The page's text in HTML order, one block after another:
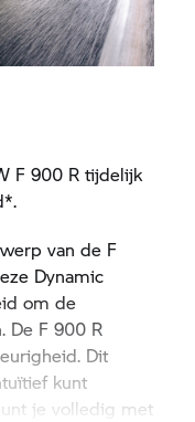
F 900 R tijdelijk
van de F
Dynamic
om de
De F 900 R
Dit
kunt
je volledig met